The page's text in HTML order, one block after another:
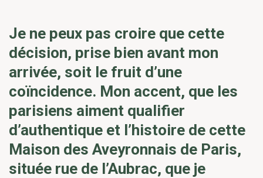
Je ne peux pas croire que cette
décision, prise bien avant mon
arrivée, soit le fruit d’une
coïncidence. Mon accent, que les
parisiens aiment qualifier
d’authentique et l’histoire de cette
Maison des Aveyronnais de Paris,
située rue de l’Aubrac, que je